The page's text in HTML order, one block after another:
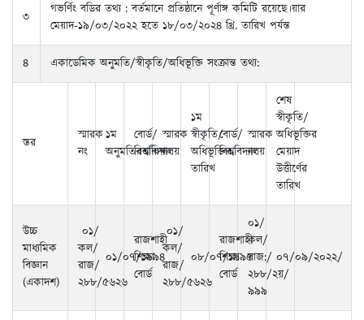
৩
গভর্ণিং বডির তথ্য : বর্তমানে প্রতিষ্ঠানে পূর্ণাঙ্গ কমিটি রয়েছে।য়ার
মেয়াদ-১৯/০৩/২০২২ হতে ১৮/০৩/২০২৪ খ্রি. তারিখ পর্যন্ত
৪ একাডেমিক অনুমতি/স্বীকৃতি/অধিভূক্তি সংক্রান্ত তথ্য:
স্তর
স্মারক
নং
১ম
অনুমতিরতারিখ
বোর্ড/
বিশ্ববিদ্যালয়
স্মারক
নং
১ম
স্বীকৃতি/
অধিভূক্তির
তারিখ
বোর্ড/
বিশ্ববিদ্যালয়
স্মারক
নং
শেষ
স্বীকৃতি/
অধিভূক্তির
মেয়াদ
উত্তীর্ণের
তারিখ
উচ্চ
মাধ্যমিক
বিজ্ঞান
(একাদশ)
০১/
কল/
রাজ/
২৮৮/৫৬২৬
০১/০৭/১৯৯৪
রাজশাহী
শিক্ষা
বোর্ড
০১/
কল/
রাজ/
২৮৮/৫৬২৬
০৮/০৭/১৯৯৫
রাজশাহী
শিক্ষা
বোর্ড
০১/
কল/
রাজ:/
২৮৮/২য়/
৯৯৯
০৭/০৯/২০২২/